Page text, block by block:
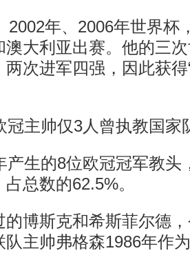
年、2006年世界杯
澳大利亚出赛。他的三
两次进军四强，因此获得
主帅仅3人曾执教国家
生的8位欧冠冠军教头
总数的62.5%。
斯克和希斯菲尔德，
队主帅弗格森1986年作